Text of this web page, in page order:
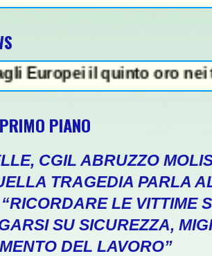
il quinto oro nei tuffi
PIANO
CGIL ABRUZZO
TRAGEDIA PARLA
LE VITTIME
SU SICUREZZA,
DEL LAVORO”